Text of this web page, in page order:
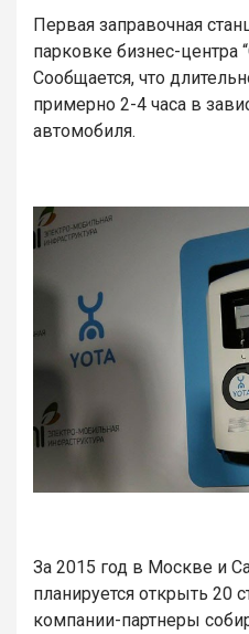
Первая заправочная
парковке бизнес-центра
Сообщается, что
примерно 2-4 часа в
автомобиля.
За 2015 год в Москве и
планируется открыть 20
компании-партнеры